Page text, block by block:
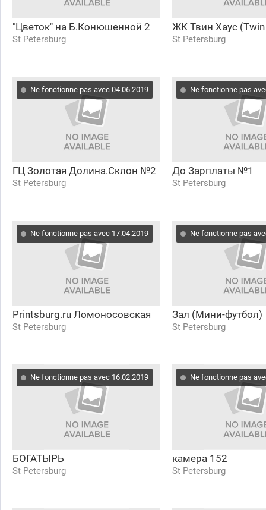
"Цветок" на Б.Конюшенной 2
St Petersburg
ЖК Твин Хаус
St Petersburg
Ne fonctionne pas avec 04.06.2019
ГЦ Золотая Долина.Склон №2
St Petersburg
Ne fonctionne pas
До Зарплаты №1
St Petersburg
Ne fonctionne pas avec 17.04.2019
Printsburg.ru Ломоносовская
St Petersburg
Ne fonctionne pas
Зал (Мини-футбол)
St Petersburg
Ne fonctionne pas avec 16.02.2019
БОГАТЫРЬ
St Petersburg
Ne fonctionne pas
камера 152
St Petersburg